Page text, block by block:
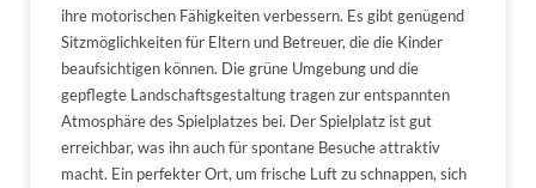
ihre motorischen Fähigkeiten verbessern. Es gibt genügend
Sitzmöglichkeiten für Eltern und Betreuer, die die Kinder
beaufsichtigen können. Die grüne Umgebung und die
gepflegte Landschaftsgestaltung tragen zur entspannten
Atmosphäre des Spielplatzes bei. Der Spielplatz ist gut
erreichbar, was ihn auch für spontane Besuche attraktiv
macht. Ein perfekter Ort, um frische Luft zu schnappen, sich